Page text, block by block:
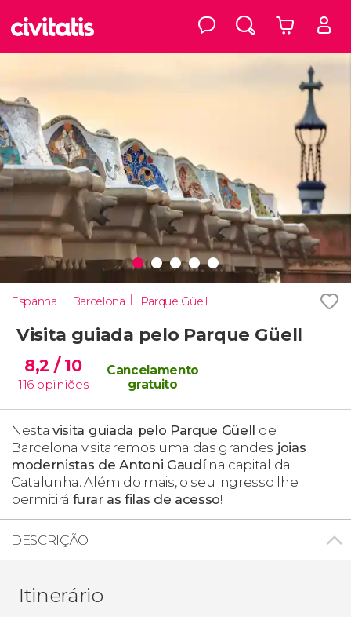
Espanha Barcelona Parque Güell
Visita guiada pelo Parque Güell
8,2 / 10
116 opiniões
Cancelamento
gratuito
Nestavisita guiada pelo Parque Güell de
Barcelona visitaremos uma das grandes joias
modernistas de Antoni Gaudína capital da
Catalunha. Além do mais, o seu ingresso lhe
permitirá furar as filas de acesso!
DESCRIÇÃO
Itinerário